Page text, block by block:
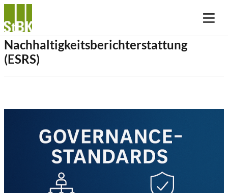
Nachhaltigkeitsberichterstattung
(ESRS)